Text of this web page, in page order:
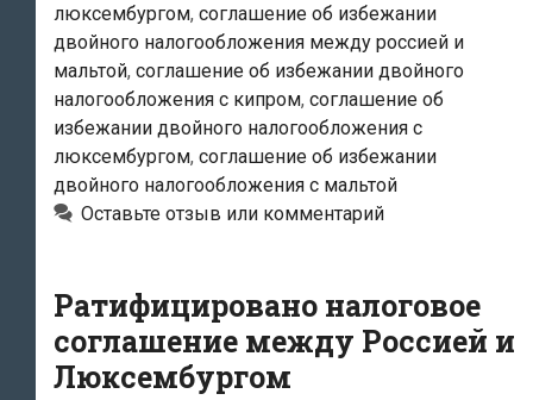
люксембургом, соглашение об избежании
двойного налогообложения между россией и
мальтой, соглашение об избежании двойного
налогообложения с кипром, соглашение об
избежании двойного налогообложения с
люксембургом, соглашение об избежании
двойного налогообложения с мальтой
Оставьте отзыв или комментарий
Ратифицировано налоговое
соглашение между Россией и
Люксембургом